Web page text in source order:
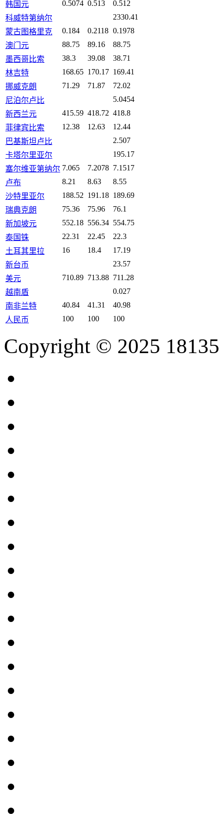
韩国元 0.5074 0.513
0.512
科威特第纳尔
2330.41
蒙古图格里克
0.184 0.2118 0.1978
澳门元
88.75 89.16
88.75
墨西哥比索
38.3 39.08
38.71
林吉特
168.65 170.17 169.41
挪威克朗
71.29 71.87
72.02
尼泊尔卢比
5.0454
新西兰元
415.59 418.72 418.8
菲律宾比索
12.38 12.63
12.44
巴基斯坦卢比
2.507
卡塔尔里亚尔
195.17
塞尔维亚第纳尔 7.065 7.2078 7.1517
卢布
8.21 8.63
8.55
沙特里亚尔
188.52 191.18 189.69
瑞典克朗
75.36 75.96
76.1
新加坡元
552.18 556.34 554.75
泰国铢
22.31 22.45
22.3
土耳其里拉
16 18.4
17.19
新台币
23.57
美元
710.89 713.88 711.28
越南盾
0.027
南非兰特
40.84 41.31
40.98
人民币
100 100 100
Copyright © 2025